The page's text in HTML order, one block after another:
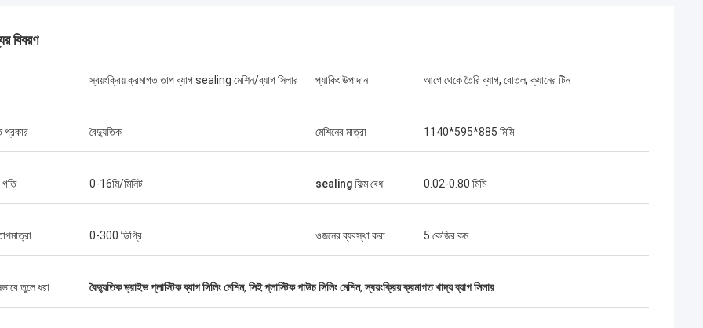
চিক মেশিনারি কোং লিমিটেডের ওলার এবং
দল দ্রুত প্রশ্নের উত্তর দিয়েছিল এবং
বিবরণ
স্বয়ংক্রিয় ক্রমাগত তাপ ব্যাগ sealing মেশিন/ব্যাগ সিলার প্যাকিং উপাদান আগে থেকে তৈরি ব্যাগ, বোতল, ক্যানের টিন
প্রকার বৈদ্যুতিক মেশিনের মাত্রা 1140*595*885 মিমি
গতি 0-16মি/মিনিট sealing ফিল্ম বেধ 0.02-0.80 মিমি
0-300 ডিগ্রি ওজনের ব্যবস্থা করা 5 কেজির কম
তুলে ধরা বৈদ্যুতিক ড্রাইভ প্লাস্টিক ব্যাগ সিলিং মেশিন, সিই প্লাস্টিক পাউচ সিলিং মেশিন,স্বয়ংক্রিয় ক্রমাগত খাদ্য ব্যাগ সিলার